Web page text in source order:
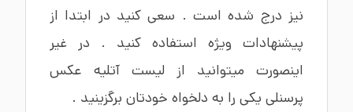
نیز درج شده است . سعی کنید در ابتدا از
پیشنهادات ویژه استفاده کنید . در غیر
اینصورت میتوانید از لیست آتلیه عکس
پرسنلی یکی را به دلخواه خودتان برگزینید .